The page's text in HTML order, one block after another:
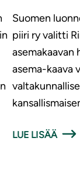
Suomen
piiri ry valitti
asemakaavan
asema-kaava
LUE LISÄÄ